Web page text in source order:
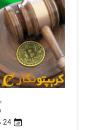
24 بهمن 1401 - 00:30